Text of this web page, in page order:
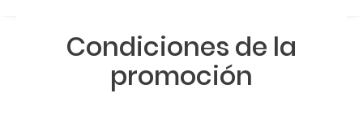
¿Cómo sé si hay plazas disponibles en el viaje que
quiero al hacer mi solicitud de reserva?
Condiciones de la
promoción